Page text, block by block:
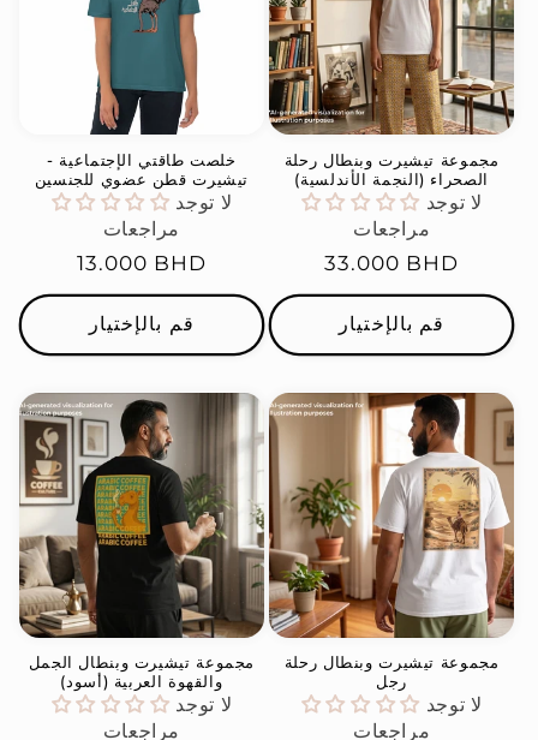
خلصت طاقتي الإجتماعية -
تيشيرت قطن عضوي للجنسين
لا توجد
مراجعات
السعر
العادي
13.000 BHD
قم بالإختيار
مجموعة تيشيرت وبنطال رحلة
الصحراء (النجمة الأندلسية)
لا توجد
مراجعات
السعر
العادي
33.000 BHD
قم بالإختيار
مجموعة تيشيرت وبنطال الجمل
والقهوة العربية (أسود)
لا توجد
مراجعات
مجموعة تيشيرت وبنطال رحلة
رجل
لا توجد
مراجعات